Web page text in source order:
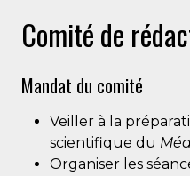
Comité de
Mandat du comité
Veiller à la
scientifique du
Organiser les